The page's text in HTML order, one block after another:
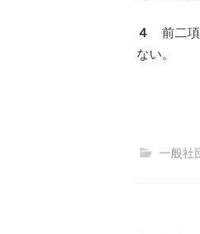
４
前二項
ない。
一般社